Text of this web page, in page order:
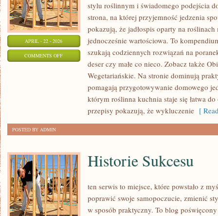
APRIL - 22 - 2026
COMMENTS OFFON
WEGAŃSKIE
stylu roślinnym i świadomego podejścia
strona, na której przyjemność jedzenia
pokazują, że jadłospis oparty na
jednocześnie wartościowa. To
szukają codziennych rozwiązań na
deser czy małe co nieco. Zobacz także
Wegetariańskie. Na stronie dominują
pomagają przygotowywanie domowego
którym roślinna kuchnia staje się łatwa
przepisy pokazują, że wykluczenie [
POSTED BY ADMIN
Historie Sukcesu
ten serwis to miejsce, które powstało z
poprawić swoje samopoczucie, zmienić
w sposób praktyczny. To blog